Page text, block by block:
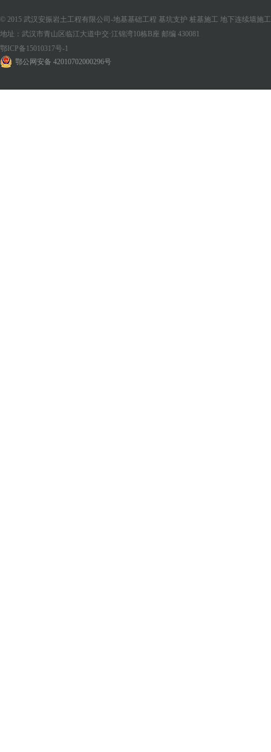
© 2015 武汉安振岩土工程有限公司-地基基础工程 基坑支护 桩基施工 地下连续墙施
地址：武汉市青山区临江大道中交·江锦湾10栋B座 邮编 430081
鄂ICP备15010317号-1
鄂公网安备 42010702000296号